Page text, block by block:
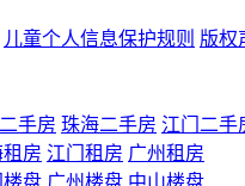
儿童个人信息保护规则 版权
手房 珠海二手房 江门二手
房 江门租房 广州租房
楼盘 广州楼盘 中山楼盘